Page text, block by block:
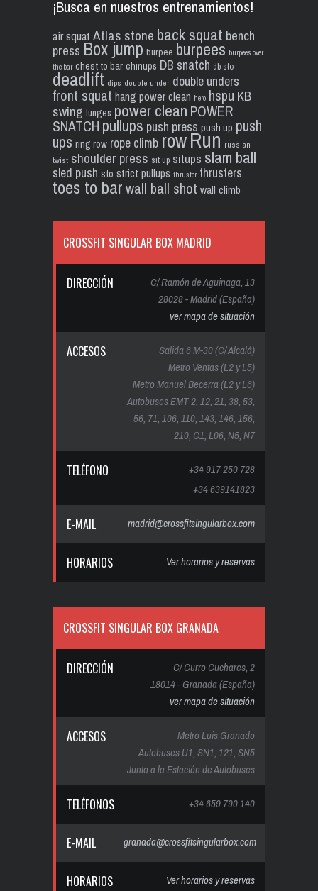
¡Busca en nuestros entrenamientos!
air squat Atlas stone back squat bench
press Box jump burpee burpees burpees over
the bar chest to bar chinups DB snatch db sto
deadlift dips double under double unders
front squat hang power clean hero hspu KB
swing lunges power clean POWER
SNATCH pullups push press push up push
ups ring row rope climb rowRun russian
twist shoulder press sit up situps slam ball
sled push sto strict pullups thruster thrusters
toes to barwall ball shot wall climb
CROSSFIT SINGULAR BOX MADRID
DIRECCIÓN
C/ Ramón de Aguinaga, 13
28028 - Madrid (España)
ver mapa de situación
ACCESOS
Salida 6 M-30 (C/ Alcalá)
Metro Ventas (L2 y L5)
Metro Manuel Becerra (L2 y L6)
Autobuses EMT 2, 12, 21, 38, 53,
56, 71, 106, 110, 143, 146, 156,
210, C1, L06, N5, N7
TELÉFONO
+34 917 250 728
+34 639141823
E-MAIL madrid@crossfitsingularbox.com
HORARIOS Ver horarios y reservas
CROSSFIT SINGULAR BOX GRANADA
DIRECCIÓN
C/ Curro Cuchares, 2
18014 - Granada (España)
ver mapa de situación
ACCESOS
Metro Luis Granado
Autobuses U1, SN1, 121, SN5
Junto a la Estación de Autobuses
TELÉFONOS +34 659 790 140
E-MAIL granada@crossfitsingularbox.com
HORARIOS Ver horarios y reservas